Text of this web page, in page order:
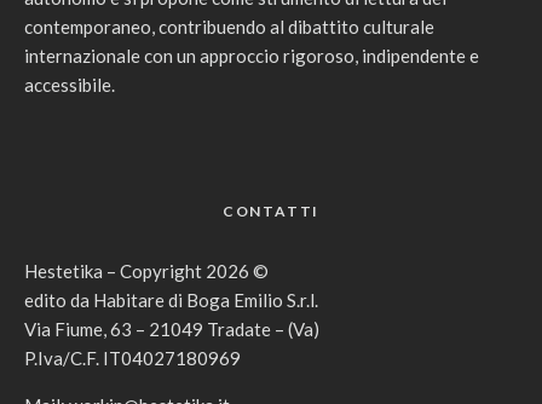
contemporaneo, contribuendo al dibattito culturale
internazionale con un approccio rigoroso, indipendente e
accessibile.
CONTATTI
Hestetika – Copyright 2026 ©
edito da Habitare di Boga Emilio S.r.l.
Via Fiume, 63 – 21049 Tradate – (Va)
P.Iva/C.F. IT04027180969